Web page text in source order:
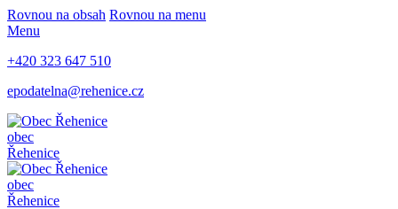
Rovnou na obsah Rovnou na menu
Menu
+420 323 647 510
epodatelna@rehenice.cz
obec
Řehenice
obec
Řehenice